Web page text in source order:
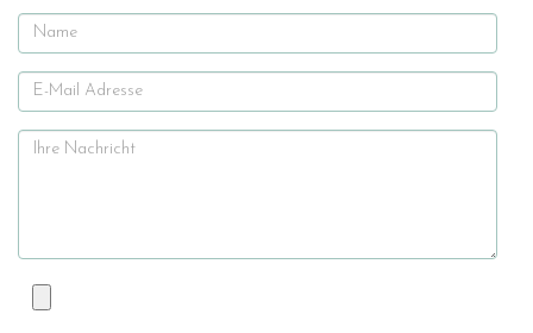
Name
E-
Mail
Ihre
Datei